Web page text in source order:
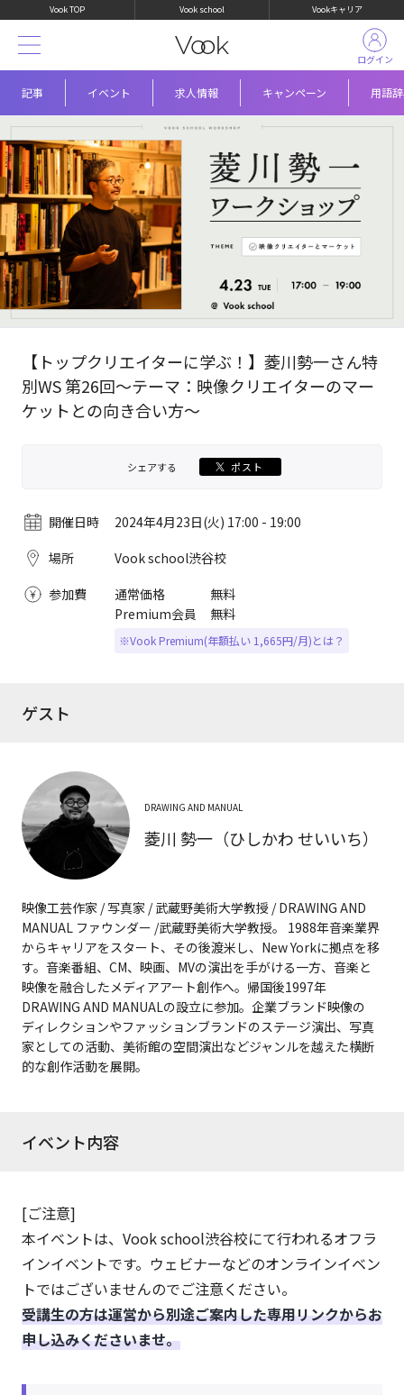
Vook TOP Vook school Vookキャリア
記事 イベント 求人情報 キャンペーン 用語
ログイン
【トップクリエイターに学ぶ！】菱川勢一さん特
別WS 第26回〜テーマ：映像クリエイターのマー
ケットとの向き合い方〜
シェアする ポスト
開催日時
2024年4月23日(火) 17:00 - 19:00
場所
Vook school渋谷校
参加費
通常価格
無料
Premium会員
無料
※Vook Premium(年額払い 1,665円/月)とは？
ゲスト
DRAWING AND MANUAL
菱川 勢一（ひしかわ せいいち）
映像工芸作家 / 写真家 / 武蔵野美術大学教授 / DRAWING AND
MANUAL ファウンダー /武蔵野美術大学教授。 1988年音楽業界
からキャリアをスタート、その後渡米し、New Yorkに拠点を移
す。音楽番組、CM、映画、MVの演出を手がける一方、音楽と
映像を融合したメディアアート創作へ。帰国後1997年
DRAWING AND MANUALの設立に参加。企業ブランド映像の
ディレクションやファッションブランドのステージ演出、写真
家としての活動、美術館の空間演出などジャンルを越えた横断
的な創作活動を展開。
イベント内容
[ご注意]
本イベントは、Vook school渋谷校にて行われるオフラ
インイベントです。ウェビナーなどのオンラインイベン
トではございませんのでご注意ください。
受講生の方は運営から別途ご案内した専用リンクからお
申し込みくださいませ。